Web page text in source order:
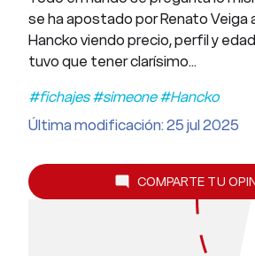
se ha apostado por Renato Veiga
Hancko viendo precio, perfil y
tuvo que tener clarísimo...
#fichajes #simeone #Hancko
Última modificación: 25 jul 2025
mode_comment COMPARTE TU